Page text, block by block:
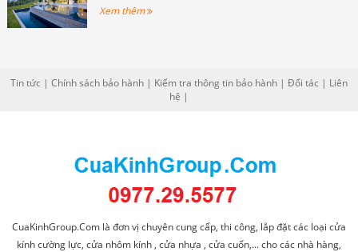
Xem thêm
Tin tức | Chính sách bảo hành| Kiểm tra thông tin bảo hành| Đối tác | Liên
hệ |
CuaKinhGroup.Com là đơn vị chuyên cung cấp, thi công, lắp đặt các loại cửa
kính cường lực, cửa nhôm kính , cửa nhựa , cửa cuốn,... cho các nhà hàng,